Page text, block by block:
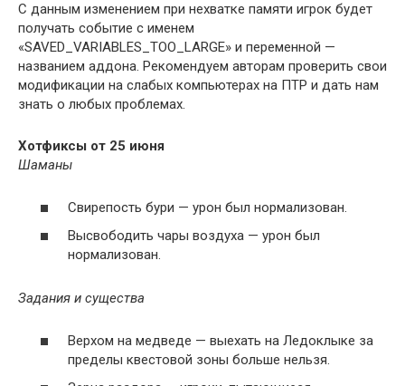
С данным изменением при нехватке памяти игрок будет
получать событие с именем
«SAVED_VARIABLES_TOO_LARGE» и переменной —
названием аддона. Рекомендуем авторам проверить свои
модификации на слабых компьютерах на ПТР и дать нам
знать о любых проблемах.
Хотфиксы от 25 июня
Шаманы
Свирепость бури — урон был нормализован.
Высвободить чары воздуха — урон был
нормализован.
Задания и существа
Верхом на медведе — выехать на Ледоклыке за
пределы квестовой зоны больше нельзя.